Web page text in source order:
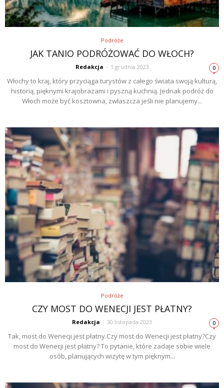
Podróże
JAK TANIO PODRÓŻOWAĆ DO WŁOCH?
Redakcja - 1 grudnia 2023 0
Włochy to kraj, który przyciąga turystów z całego świata swoją kulturą,
historią, pięknymi krajobrazami i pyszną kuchnią. Jednak podróż do
Włoch może być kosztowna, zwłaszcza jeśli nie planujemy...
Podróże
CZY MOST DO WENECJI JEST PŁATNY?
Redakcja - 30 listopada 2023 0
Tak, most do Wenecji jest płatny.Czy most do Wenecji jest płatny?Czy
most do Wenecji jest płatny? To pytanie, które zadaje sobie wiele
osób, planujących wizytę w tym pięknym...